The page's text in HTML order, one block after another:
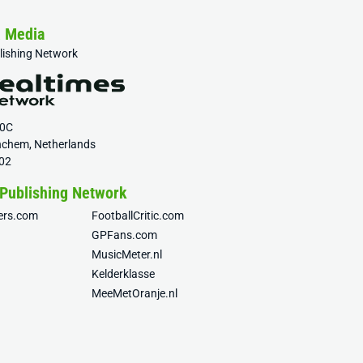
Media
Network
Netherlands
Network
FootballCritic.com
GPFans.com
MusicMeter.nl
Kelderklasse
MeeMetOranje.nl